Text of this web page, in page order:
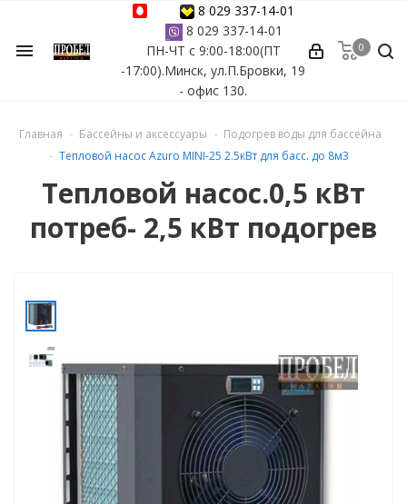
menu
8 029 337-14-01
8 029 337-14-01
ПН-ЧТ с 9:00-18:00(ПТ
-17:00).Минск, ул.П.Бровки, 19
- офис 130.
бассейнов
0
Главная Бассейны и аксессуары
Подогрев воды для бассейна
Тепловой насос Azuro MINI-25 2.5кВт для басс. до 8м3
Тепловой насос.0,5 кВт
потреб- 2,5 кВт подогрев